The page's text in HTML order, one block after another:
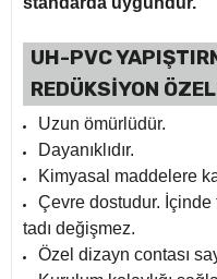
UH-PVC
REDÜKSİYON
Uzun ömürlüdür.
Dayanıklıdır.
Kimyasal maddelere
Çevre dostudur. İçinde
tadı değişmez.
Özel dizayn contası